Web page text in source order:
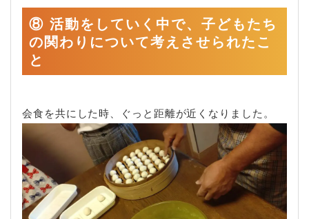
⑧ 活動をしていく中で、子どもたち
の関わりについて考えさせられたこ
と
会食を共にした時、ぐっと距離が近くなりました。